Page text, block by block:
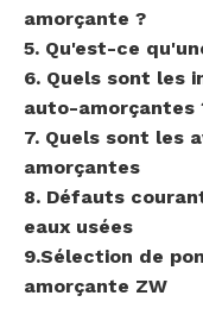
amorçante ?
5. Qu'est-ce
6. Quels sont les
auto-amorçantes
7. Quels sont les
amorçantes
8. Défauts
eaux usées
9.Sélection de
amorçante ZW